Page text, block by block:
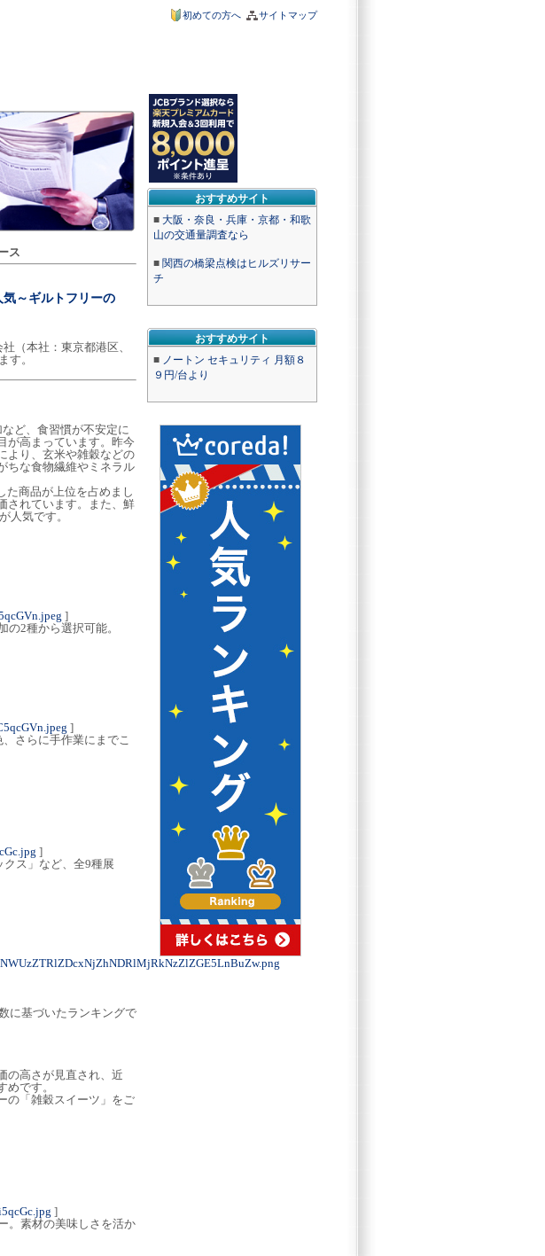
サイトマップ
初めての方へ
おすすめサイト
■ 大阪・奈良・兵庫・京都・和歌
山の交通量調査なら
■ 関西の橋梁点検はヒルズリサー
チ
おすすめサイト
■ ノートン セキュリティ 月額８
９円/台より
ス
～ギルトフリーの
（本社：東京都港区、
す。
ど、食習慣が不安定に
が高まっています。昨今
より、玄米や雑穀などの
ちな食物繊維やミネラル
た商品が上位を占めまし
されています。また、鮮
人気です。
]
2種から選択可能。
]
さらに手作業にまでこ
]
ス」など、全9種展
に基づいたランキングで
の高さが見直され、近
です。
の「雑穀スイーツ」をご
]
。素材の美味しさを活か